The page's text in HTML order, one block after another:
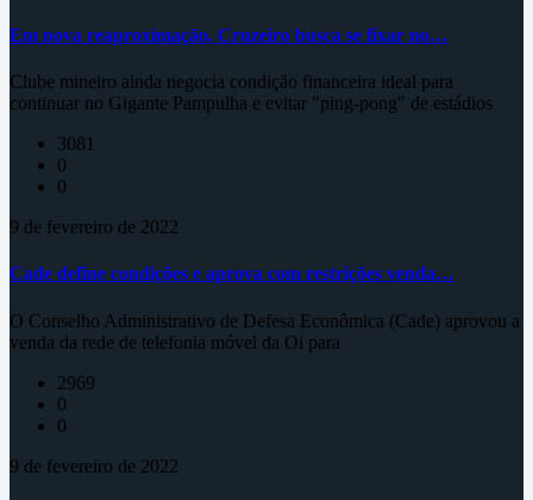
Em nova reaproximação, Cruzeiro busca se fixar no…
Clube mineiro ainda negocia condição financeira ideal para
continuar no Gigante Pampulha e evitar "ping-pong" de estádios
3081
0
0
9 de fevereiro de 2022
Cade define condições e aprova com restrições venda…
O Conselho Administrativo de Defesa Econômica (Cade) aprovou a
venda da rede de telefonia móvel da Oi para
2969
0
0
9 de fevereiro de 2022